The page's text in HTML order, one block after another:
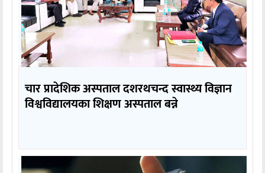
चार प्रादेशिक अस्पताल दशरथचन्द स्वास्थ्य विज्ञान
विश्वविद्यालयका शिक्षण अस्पताल बन्ने